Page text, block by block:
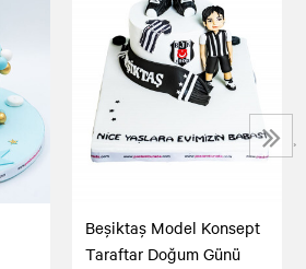
Beşiktaş Model Konsept
Taraftar Doğum Günü
›